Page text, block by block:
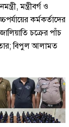
মন্ত্রীবর্গ ও
কর্মকর্তাদের
চক্রের পাঁচ
বিপুল আলামত